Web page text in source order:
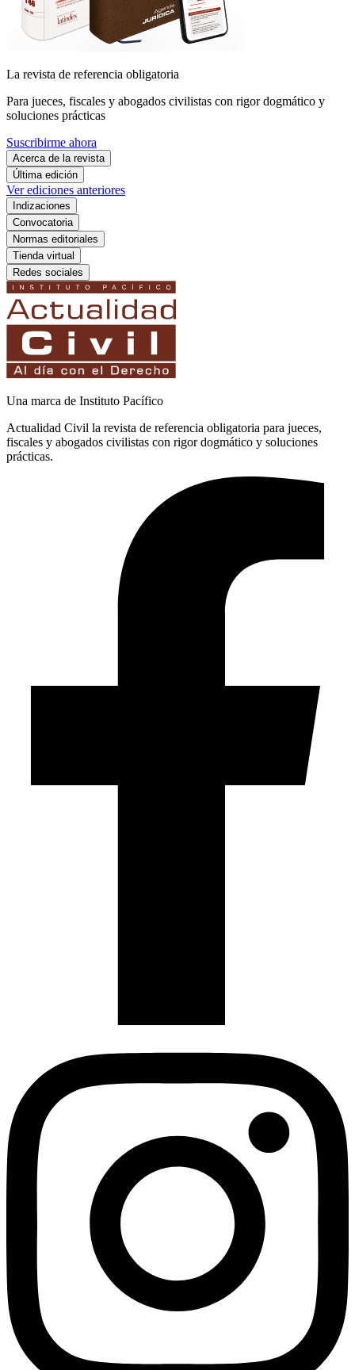
La revista de referencia obligatoria
Para jueces, fiscales y abogados civilistas con rigor dogmático y
soluciones prácticas
Suscribirme ahora
Acerca de la revista
Última edición
Ver ediciones anteriores
Indizaciones
Convocatoria
Normas editoriales
Tienda virtual
Redes sociales
Una marca de Instituto Pacífico
Actualidad Civil la revista de referencia obligatoria para jueces,
fiscales y abogados civilistas con rigor dogmático y soluciones
prácticas.